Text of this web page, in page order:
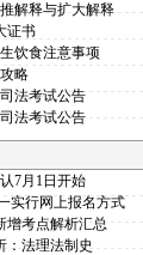
解释与扩大解释
证书
饮食注意事项
略
法考试公告
法考试公告
7月1日开始
实行网上报名方式
增考点解析汇总
：法理法制史